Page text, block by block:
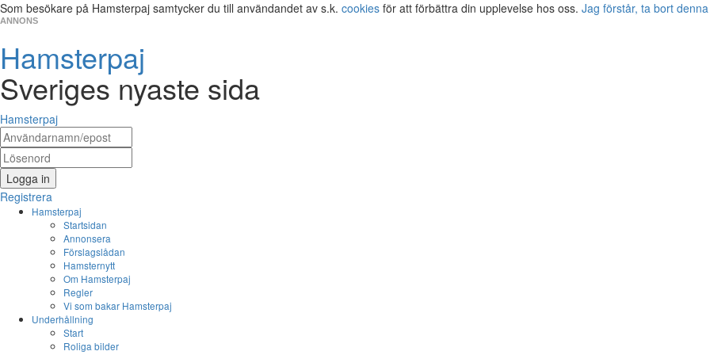
Som besökare på Hamsterpaj samtycker du till användandet av s.k. cookies för att förbättra din upplevelse hos oss. Jag förstår, ta bort
ANNONS
Hamsterpaj
Sveriges nyaste sida
Hamsterpaj
Logga in
Registrera
Hamsterpaj
Startsidan
Annonsera
Förslagslådan
Hamsternytt
Om Hamsterpaj
Regler
Vi som bakar Hamsterpaj
Underhållning
Start
Roliga bilder